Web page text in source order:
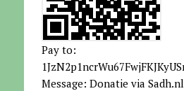
Pay to:
Message: Donatie via Sadh.nl